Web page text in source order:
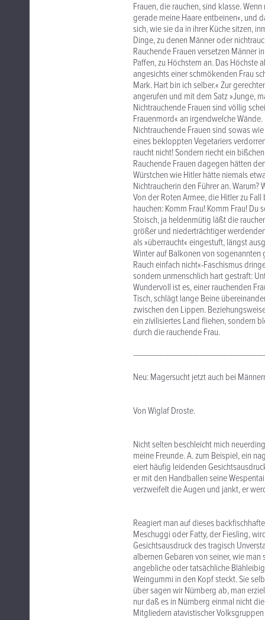
Frauen, die rauchen, sind klasse.
gerade meine Haare entbeinen«, und
sich, wie sie da in ihrer Küche sitzen,
Dinge, zu denen Männer oder
Rauchende Frauen versetzen Männer
Paffen, zu Höchstem an. Das Höchste
angesichts einer schmökenden Frau
Mark. Hart bin ich selber.« Zur
angerufen und mit dem Satz »Junge,
Nichtrauchende Frauen sind völlig
Frauenmord« an irgendwelche
Nichtrauchende Frauen sind sowas
eines bekloppten Vegetariers
raucht nicht! Sondern riecht ein
Rauchende Frauen dagegen hätten
Würstchen wie Hitler hätte niemals
Nichtraucherin den Führer an.
Von der Roten Armee, die Hitler zu
hauchen: Komm Frau! Komm Frau! Du
Stoisch, ja heldenmütig läßt die
größer und niederträchtiger
als »überraucht« eingestuft, längst
Winter auf Balkonen von sogenannten
Rauch einfach nicht«-Faschismus
sondern unmenschlich hart gestraft:
Wundervoll ist es, einer rauchenden
Tisch, schlägt lange Beine
zwischen den Lippen.
ein zivilisiertes Land fliehen, sondern
durch die rauchende Frau.
Neu: Magersucht jetzt auch bei
Von Wiglaf Droste.
Nicht selten beschleicht mich
meine Freunde. A. zum Beispiel, ein
eiert häufig leidenden
er mit den Handballen seine
verzweifelt die Augen und jankt, er
Reagiert man auf dieses
Meschuggi oder Fatty, der Fiesling,
Gesichtsausdruck des tragisch
albernen Gebaren von seiner, wie
angebliche oder tatsächliche
Weingummi in den Kopf steckt. Sie
über sagen wir Nürnberg ab, man
nur daß es in Nürnberg einmal nicht
Mitgliedern atavistischer